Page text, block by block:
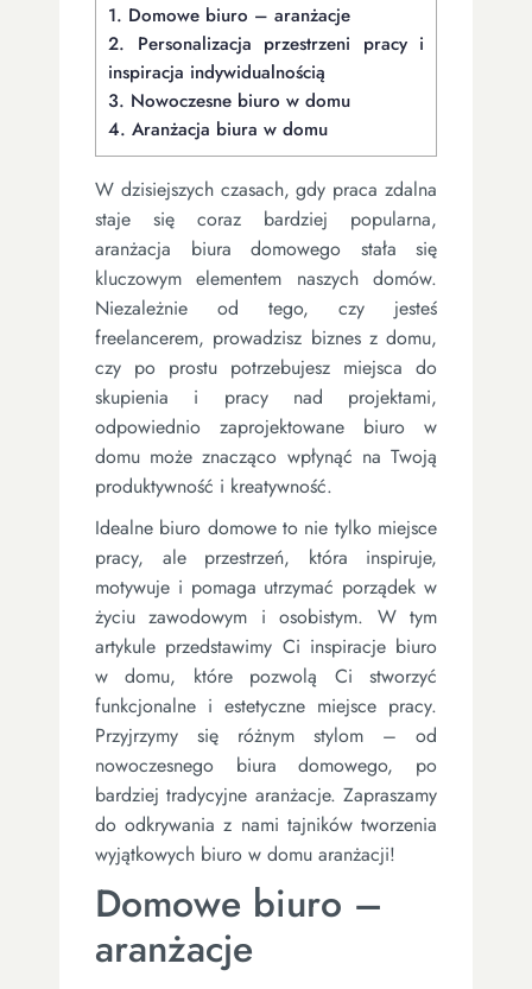
1. Domowe biuro – aranżacje
2. Personalizacja przestrzeni pracy i
inspiracja indywidualnością
3. Nowoczesne biuro w domu
4. Aranżacja biura w domu
W dzisiejszych czasach, gdy praca zdalna
staje się coraz bardziej popularna,
aranżacja biura domowego stała się
kluczowym elementem naszych domów.
Niezależnie od tego, czy jesteś
freelancerem, prowadzisz biznes z domu,
czy po prostu potrzebujesz miejsca do
skupienia i pracy nad projektami,
odpowiednio zaprojektowane biuro w
domu może znacząco wpłynąć na Twoją
produktywność i kreatywność.
Idealne biuro domowe to nie tylko miejsce
pracy, ale przestrzeń, która inspiruje,
motywuje i pomaga utrzymać porządek w
życiu zawodowym i osobistym. W tym
artykule przedstawimy Ci inspiracje biuro
w domu, które pozwolą Ci stworzyć
funkcjonalne i estetyczne miejsce pracy.
Przyjrzymy się różnym stylom – od
nowoczesnego biura domowego, po
bardziej tradycyjne aranżacje. Zapraszamy
do odkrywania z nami tajników tworzenia
wyjątkowych biuro w domu aranżacji!
Domowe biuro –
aranżacje